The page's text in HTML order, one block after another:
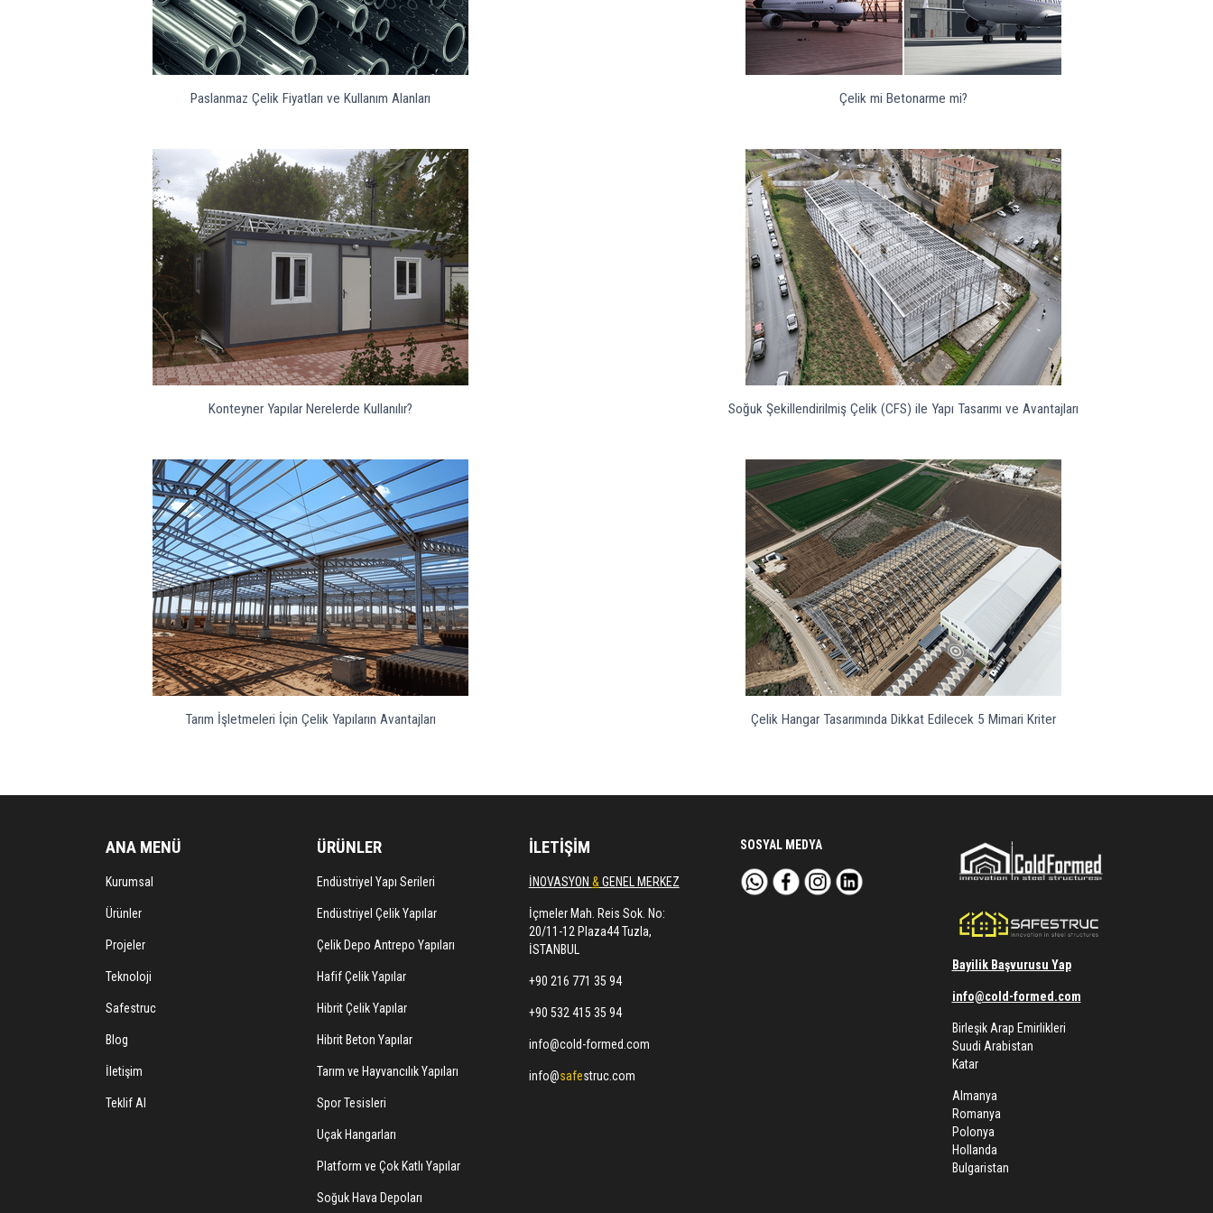
Paslanmaz Çelik Fiyatları ve Kullanım Alanları Çelik mi Betonarme mi?
Konteyner Yapılar Nerelerde Kullanılır? Soğuk Şekillendirilmiş Çelik (CFS) ile Yapı Tasarımı ve Avantajları
Tarım İşletmeleri İçin Çelik Yapıların Avantajları Çelik Hangar Tasarımında Dikkat Edilecek 5 Mimari Kriter
ANA MENÜ
Kurumsal
Ürünler
Projeler
Teknoloji
Safestruc
Blog
İletişim
Teklif Al
ÜRÜNLER
Endüstriyel Yapı Serileri
Endüstriyel Çelik Yapılar
Çelik Depo Antrepo Yapıları
Hafif Çelik Yapılar
Hibrit Çelik Yapılar
Hibrit Beton Yapılar
Tarım ve Hayvancılık Yapıları
Spor Tesisleri
Uçak Hangarları
Platform ve Çok Katlı Yapılar
Soğuk Hava Depoları
İLETİŞİM
İNOVASYON &GENEL MERKEZ
İçmeler Mah. Reis Sok. No:
20/11-12 Plaza44 Tuzla,
İSTANBUL
+90 216 771 35 94
+90 532 415 35 94
info@cold-formed.com
info@safestruc.com
SOSYAL MEDYA
Bayilik Başvurusu Yap
info@cold-formed.com
Birleşik Arap Emirlikleri
Suudi Arabistan
Katar
Almanya
Romanya
Polonya
Hollanda
Bulgaristan